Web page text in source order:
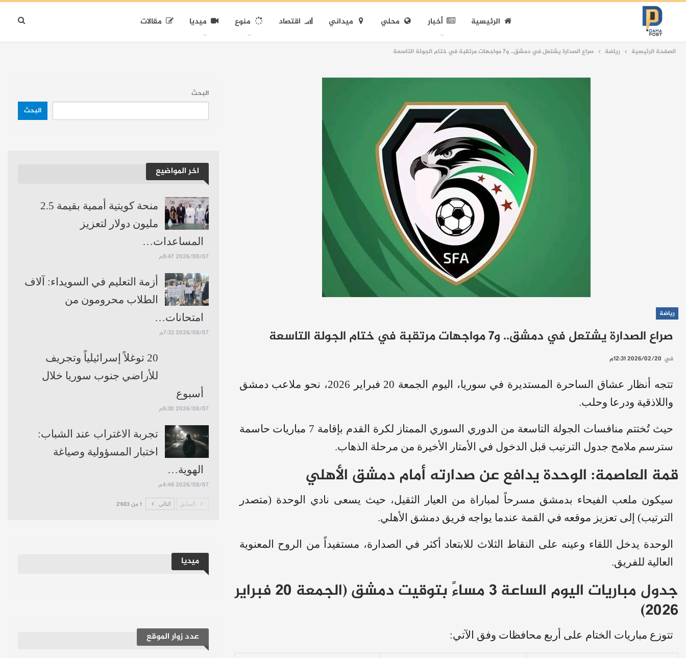
الرئيسية أخبار محلي ميداني اقتصاد منوع ميديا مقالات
الصفحة الرئيسية رياضة صراع الصدارة يشتعل في دمشق.. و7 مواجهات مرتقبة في ختام الجولة التاسعة
رياضة
صراع الصدارة يشتعل في دمشق.. و7 مواجهات مرتقبة في ختام الجولة التاسعة
في 2026/02/20 12:31م
تتجه أنظار عشاق الساحرة المستديرة في سوريا، اليوم الجمعة 20 فبراير 2026، نحو ملاعب دمشق
واللاذقية ودرعا وحلب.
حيث تُختتم منافسات الجولة التاسعة من الدوري السوري الممتاز لكرة القدم بإقامة 7 مباريات حاسمة
سترسم ملامح جدول الترتيب قبل الدخول في الأمتار الأخيرة من مرحلة الذهاب.
قمة العاصمة: الوحدة يدافع عن صدارته أمام دمشق الأهلي
سيكون ملعب الفيحاء بدمشق مسرحاً لمباراة من العيار الثقيل، حيث يسعى نادي الوحدة (متصدر
الترتيب) إلى تعزيز موقعه في القمة عندما يواجه فريق دمشق الأهلي.
الوحدة يدخل اللقاء وعينه على النقاط الثلاث للابتعاد أكثر في الصدارة، مستفيداً من الروح المعنوية
العالية للفريق.
جدول مباريات اليوم الساعة 3 مساءً بتوقيت دمشق (الجمعة 20 فبراير
2026)
تتوزع مباريات الختام على أربع محافظات وفق الآتي:
البحث
البحث
اخر المواضيع
منحة كويتية أممية بقيمة 2.5
مليون دولار لتعزيز
المساعدات…
2026/08/07 8:47م
أزمة التعليم في السويداء: آلاف
الطلاب محرومون من
امتحانات…
2026/08/07 7:33م
20 توغلاً إسرائيلياً وتجريف
للأراضي جنوب سوريا خلال
أسبوع
2026/08/07 6:30م
تجربة الاغتراب عند الشباب:
اختبار المسؤولية وصياغة
الهوية…
2026/08/07 4:46م
السابق التالي 1 من 2٬603
ميديا
عدد زوار الموقع